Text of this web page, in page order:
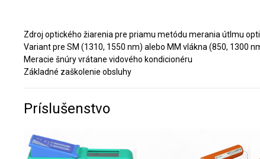
Zdroj optického žiarenia pre priamu metódu merania útlmu
Variant pre SM (1310, 1550 nm) alebo MM vlákna (850, 1300
Meracie šnúry vrátane vidového kondicionéru
Základné zaškolenie obsluhy
Príslušenstvo